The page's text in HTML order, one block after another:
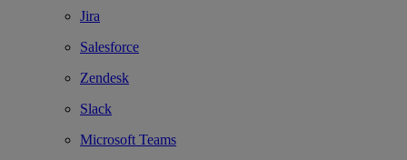
Jira
Salesforce
Zendesk
Slack
Microsoft Teams